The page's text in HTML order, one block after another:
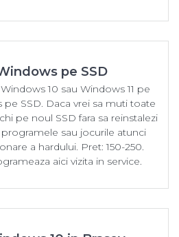
pe SSD
10 sau Windows 11 pe
pe SSD. Daca vrei sa muti toate
pe noul SSD fara sa reinstalezi
sau jocurile atunci
a hardului. Pret: 150-250.
aici vizita in service.